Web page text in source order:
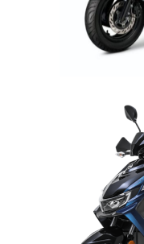
SYM
JET4
CENA